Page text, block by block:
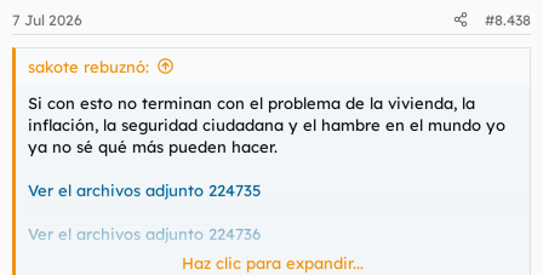
e
s
7 Jul 2026 #8.438
sakote rebuznó:
Si con esto no terminan con el problema de la vivienda, la
inflación, la seguridad ciudadana y el hambre en el mundo yo
ya no sé qué más pueden hacer.
Ver el archivos adjunto 224735
Ver el archivos adjunto 224736
Haz clic para expandir...